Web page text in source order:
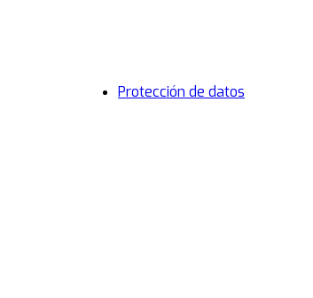
Protección de datos